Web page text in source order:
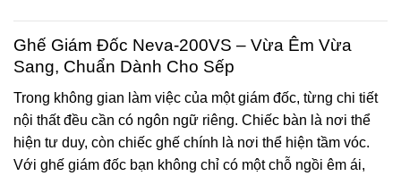
Ghế Giám Đốc Neva-200VS – Vừa Êm Vừa
Sang, Chuẩn Dành Cho Sếp
Trong không gian làm việc của một giám đốc, từng chi tiết
nội thất đều cần có ngôn ngữ riêng. Chiếc bàn là nơi thể
hiện tư duy, còn chiếc ghế chính là nơi thể hiện tầm vóc.
Với ghế giám đốc bạn không chỉ có một chỗ ngồi êm ái,